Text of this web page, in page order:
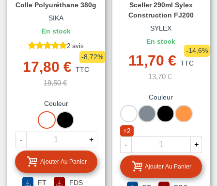
Colle Polyuréthane 380g
SIKA
En stock
2 avis
17,80 € TTC
19,50 €
-8,72%
Couleur
BLANC NOIR
- +
Ajouter Au Panier
FT FDS
Sceller 290ml Sylex
Construction FJ200
SYLEX
En stock
11,70 € TTC
13,70 €
-14,6%
Couleur
BLANC GRIS NOIR TUILE
+2
- +
Ajouter Au Panier